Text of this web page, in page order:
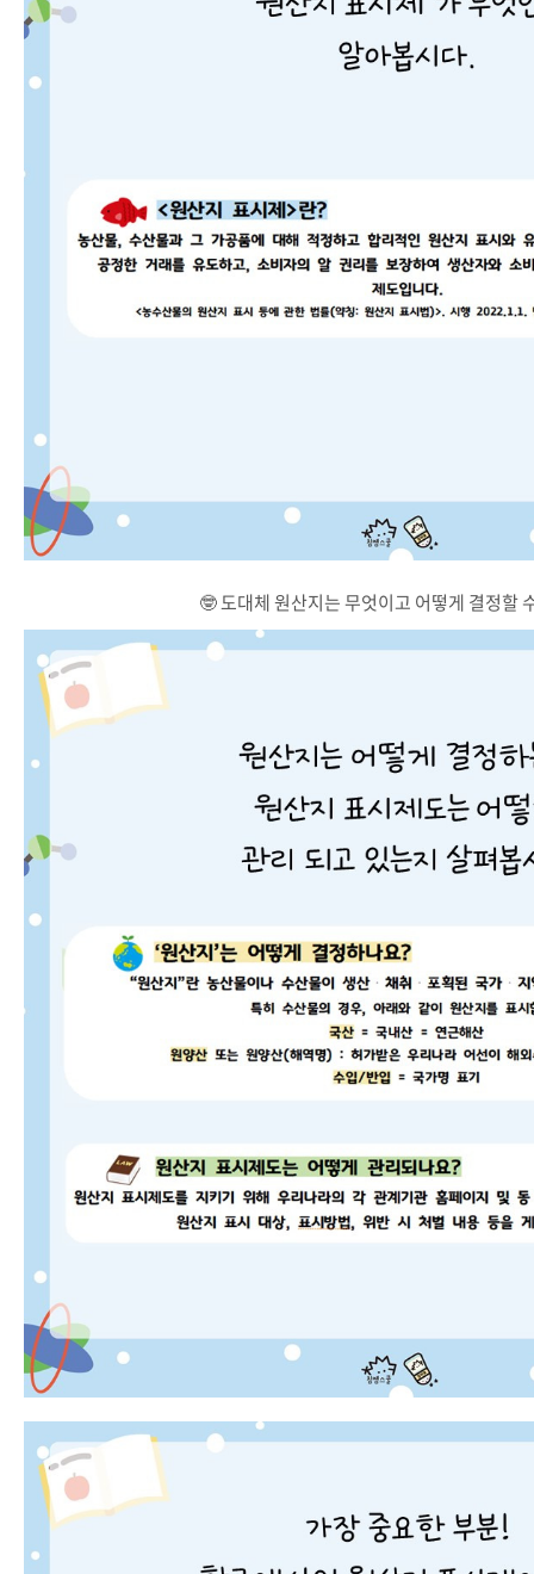
🤓 도대체 원산지는 무엇이고 어떻게 결정할